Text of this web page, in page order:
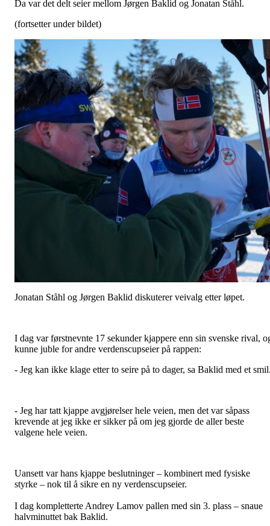
Da var det delt seier mellom Jørgen Baklid og Jonatan Ståhl.
(fortsetter under bildet)
Jonatan Ståhl og Jørgen Baklid diskuterer veivalg etter løpet.
I dag var førstnevnte 17 sekunder kjappere enn sin svenske rival,
kunne juble for andre verdenscupseier på rappen:
- Jeg kan ikke klage etter to seire på to dager, sa Baklid med et
- Jeg har tatt kjappe avgjørelser hele veien, men det var såpass
krevende at jeg ikke er sikker på om jeg gjorde de aller beste
valgene hele veien.
Uansett var hans kjappe beslutninger – kombinert med fysiske
styrke – nok til å sikre en ny verdenscupseier.
I dag kompletterte Andrey Lamov pallen med sin 3. plass – snaue
halvminuttet bak Baklid.